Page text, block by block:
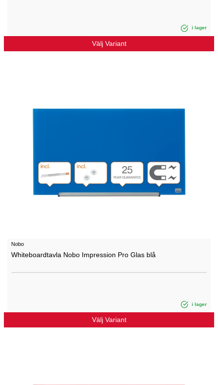
i lager
Välj Variant
Nobo
Whiteboardtavla Nobo Impression Pro Glas blå
i lager
Välj Variant